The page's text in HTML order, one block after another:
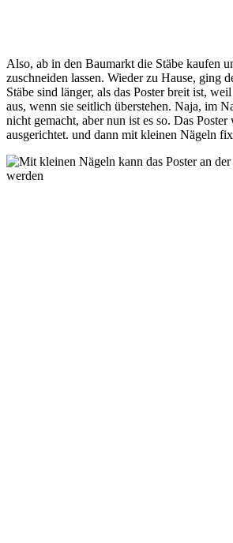
Also, ab in den Baumarkt die Stäbe kaufen
zuschneiden lassen. Wieder zu Hause, ging
Stäbe sind länger, als das Poster breit ist,
aus, wenn sie seitlich überstehen. Naja, im
nicht gemacht, aber nun ist es so. Das
ausgerichtet. und dann mit kleinen Nägeln